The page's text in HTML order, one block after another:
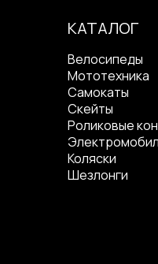
КАТАЛОГ
Велосипеды
Мототехника
Самокаты
Скейты
Роликовые
Коляски
Шезлонги